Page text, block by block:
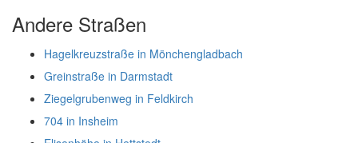
Andere Straßen
Hagelkreuzstraße in Mönchengladbach
Greinstraße in Darmstadt
Ziegelgrubenweg in Feldkirch
704 in Insheim